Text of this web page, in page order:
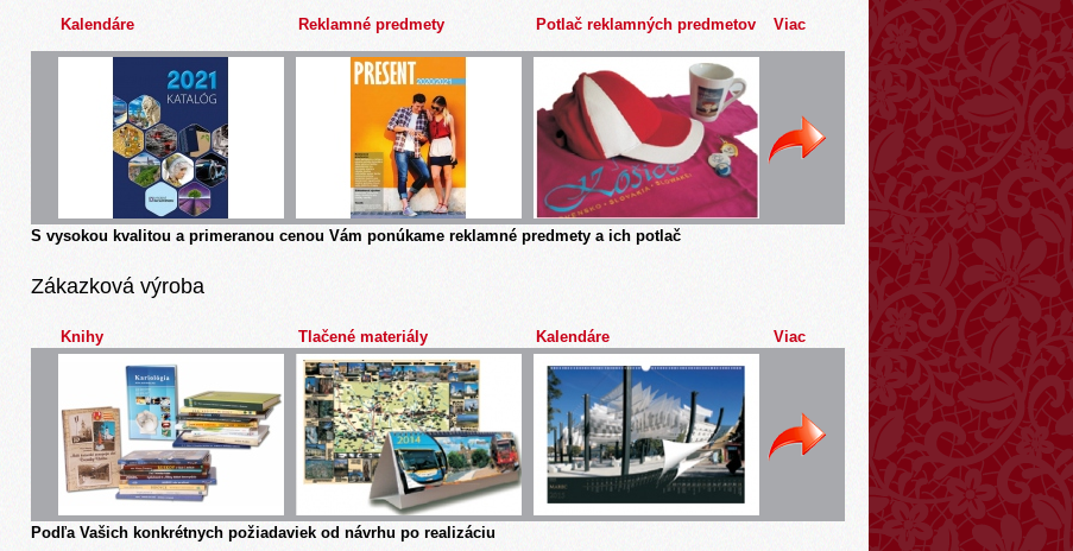
Kalendáre Reklamné predmety Potlač reklamných predmetov Viac
S vysokou kvalitou a primeranou cenou Vám ponúkame reklamné predmety a ich potlač
Zákazková výroba
Knihy Tlačené materiály Kalendáre Viac
Podľa Vašich konkrétnych požiadaviek od návrhu po realizáciu